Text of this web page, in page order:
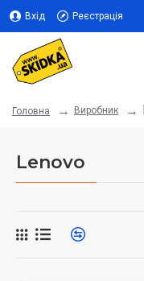
Вхід Реєстрація
Головна Виробник
Lenovo